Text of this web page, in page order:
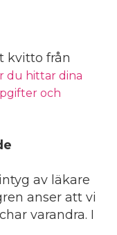
kvitto från
du hittar dina
och
av läkare
anser att vi
varandra. I